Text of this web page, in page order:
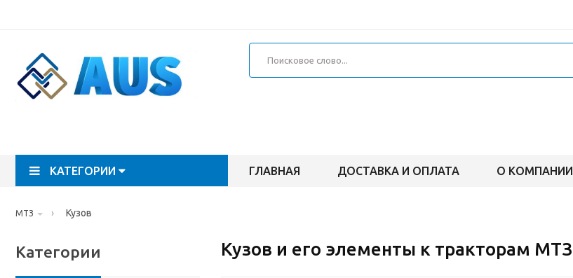
КАТЕГОРИИ ГЛАВНАЯ ДОСТАВКА И ОПЛАТА О КОМПАНИИ
МТЗ › Кузов
Категории Кузов и его элементы к тракторам МТЗ